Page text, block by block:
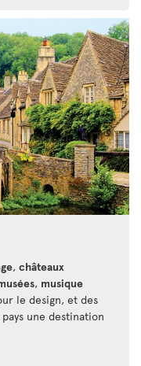
, châteaux
, musique
le design, et des
une destination